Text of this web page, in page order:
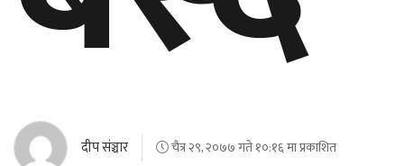
गल्फ
यूरोप
दीप संञ्चार चैत्र २९, २०७७ गते १०:१६ मा प्रकाशित